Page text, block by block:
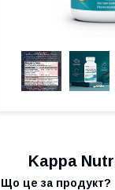
Kappa
Що це за продукт?